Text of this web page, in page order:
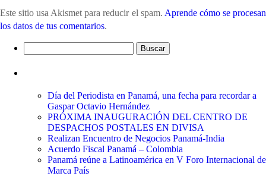
Este sitio usa Akismet para reducir el spam. Aprende cómo se procesan
los datos de tus comentarios.
Día del Periodista en Panamá, una fecha para recordar a
Gaspar Octavio Hernández
PRÓXIMA INAUGURACIÓN DEL CENTRO DE
DESPACHOS POSTALES EN DIVISA
Realizan Encuentro de Negocios Panamá-India
Acuerdo Fiscal Panamá – Colombia
Panamá reúne a Latinoamérica en V Foro Internacional de
Marca País